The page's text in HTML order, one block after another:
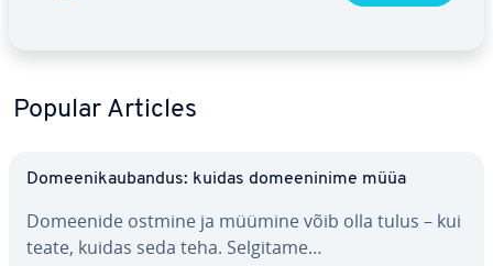
Popular Articles
Do­mee­ni­kau­ban­dus: kuidas do­mee­ninime müüa
Domeenide ostmine ja müümine võib olla tulus – kui
teate, kuidas seda teha. Selgitame…